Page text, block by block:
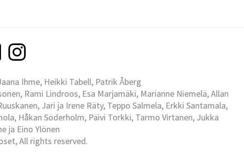
Ihme, Heikki Tabell, Patrik Åberg
Rami Lindroos, Esa Marjamäki, Marianne Niemelä, Allan
Jari ja Irene Räty, Teppo Salmela, Erkki Santamala,
Håkan Söderholm, Päivi Torkki, Tarmo Virtanen, Jukka
ja Eino Ylönen
All rights reserved.